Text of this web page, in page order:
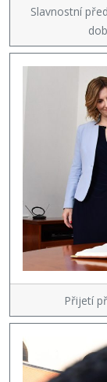
Slavnostní
Přijetí